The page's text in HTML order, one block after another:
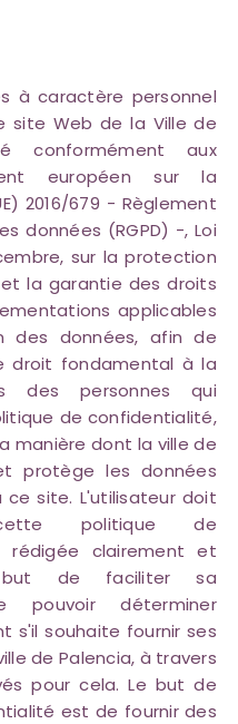
à caractère personnel
site Web de la Ville de
conformément aux
européen sur la
2016/679 - Règlement
données (RGPD) -, Loi
sur la protection
la garantie des droits
applicables
des données, afin de
droit fondamental à la
des personnes qui
de confidentialité,
manière dont la ville de
protège les données
ce site. L'utilisateur doit
politique de
clairement et
but de faciliter sa
pouvoir déterminer
s'il souhaite fournir ses
de Palencia, à travers
pour cela. Le but de
est de fournir des